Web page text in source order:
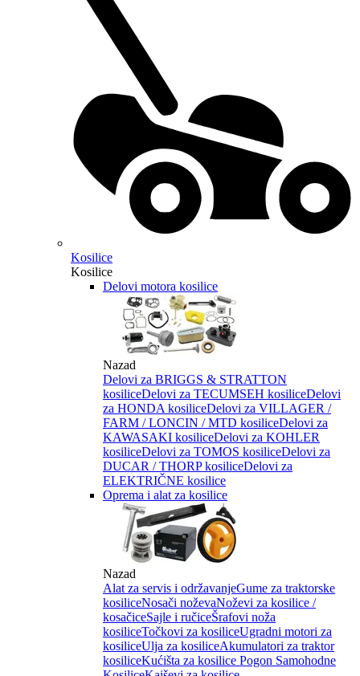
Kosilice
Kosilice
Delovi motora kosilice
Nazad
Delovi za BRIGGS & STRATTON
kosiliceDelovi za TECUMSEH kosiliceDelovi
za HONDA kosiliceDelovi za VILLAGER /
FARM / LONCIN / MTD kosiliceDelovi za
KAWASAKI kosiliceDelovi za KOHLER
kosiliceDelovi za TOMOS kosiliceDelovi za
DUCAR / THORP kosiliceDelovi za
ELEKTRIČNE kosilice
Oprema i alat za kosilice
Nazad
Alat za servis i održavanjeGume za traktorske
kosiliceNosači noževaNoževi za kosilice /
kosačiceSajle i ručiceŠrafovi noža
kosiliceTočkovi za kosiliceUgradni motori za
kosiliceUlja za kosiliceAkumulatori za traktor
kosiliceKućišta za kosilice Pogon Samohodne